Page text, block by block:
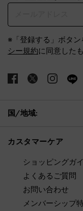
※「登録する」ボタン
シー規約に同意した
国/地域:
カスタマーケア
ショッピングガ
よくあるご質問
お問い合わせ
メンバーシップ